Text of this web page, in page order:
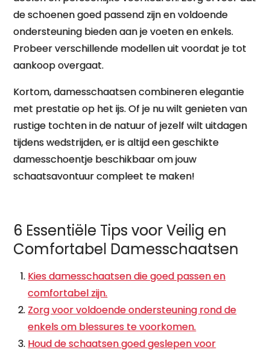
de schoenen goed passend zijn en voldoende
ondersteuning bieden aan je voeten en enkels.
Probeer verschillende modellen uit voordat je tot
aankoop overgaat.
Kortom, damesschaatsen combineren elegantie
met prestatie op het ijs. Of je nu wilt genieten van
rustige tochten in de natuur of jezelf wilt uitdagen
tijdens wedstrijden, er is altijd een geschikte
damesschoentje beschikbaar om jouw
schaatsavontuur compleet te maken!
6 Essentiële Tips voor Veilig en
Comfortabel Damesschaatsen
Kies damesschaatsen die goed passen en
comfortabel zijn.
Zorg voor voldoende ondersteuning rond de
enkels om blessures te voorkomen.
Houd de schaatsen goed geslepen voor